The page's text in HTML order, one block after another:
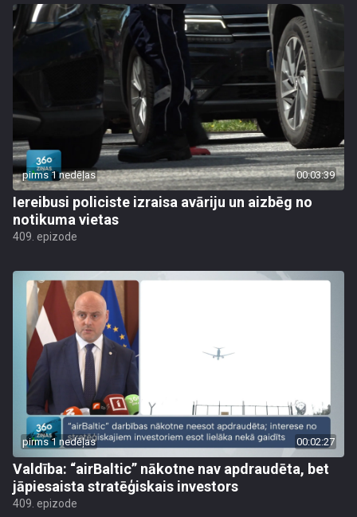
pirms 1 nedēļas 00:03:39
Iereibusi policiste izraisa avāriju un aizbēg no
notikuma vietas
409. epizode
pirms 1 nedēļas 00:02:27
Valdība: “airBaltic” nākotne nav apdraudēta, bet
jāpiesaista stratēģiskais investors
409. epizode